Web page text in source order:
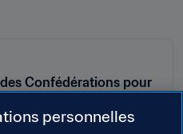
Confédérations pour
personnelles